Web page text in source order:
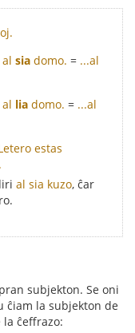
sia domo. = ...al
al lia domo. = ...al
estas
al sia kuzo, ĉar
subjekton. Se oni
ĉiam la subjekton de
ĉeffrazo: